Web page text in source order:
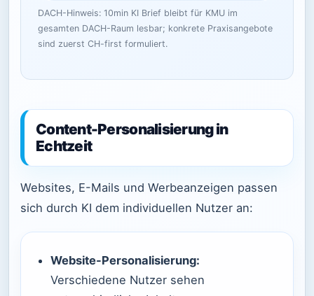
DACH-Hinweis: 10min KI Brief bleibt für KMU im
gesamten DACH-Raum lesbar; konkrete Praxisangebote
sind zuerst CH-first formuliert.
Content-Personalisierung in
Echtzeit
Websites, E-Mails und Werbeanzeigen passen
sich durch KI dem individuellen Nutzer an:
Website-Personalisierung:
Verschiedene Nutzer sehen